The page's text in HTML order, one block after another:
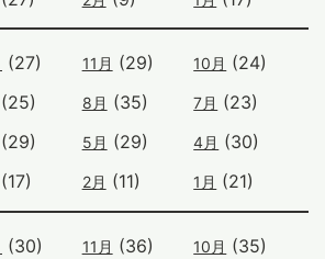
(27) 11月 (29) 10月 (24)
(25) 8月 (35) 7月 (23)
(29) 5月 (29) 4月 (30)
(17) 2月 (11) 1月 (21)
(30) 11月 (36) 10月 (35)